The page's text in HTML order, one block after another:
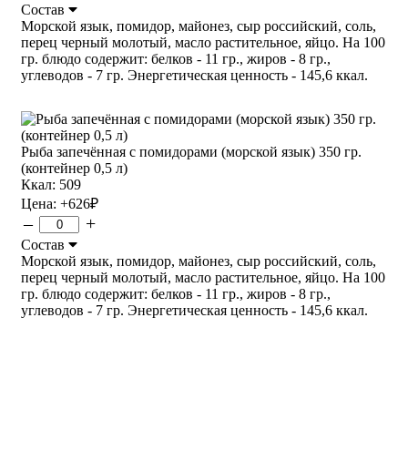
Состав
Морской язык, помидор, майонез, сыр российский, соль,
перец черный молотый, масло растительное, яйцо. На 100
гр. блюдо содержит: белков - 11 гр., жиров - 8 гр.,
углеводов - 7 гр. Энергетическая ценность - 145,6 ккал.
Рыба запечённая с помидорами (морской язык) 350 гр.
(контейнер 0,5 л)
Ккал: 509
Цена: +626₽
– +
Состав
Морской язык, помидор, майонез, сыр российский, соль,
перец черный молотый, масло растительное, яйцо. На 100
гр. блюдо содержит: белков - 11 гр., жиров - 8 гр.,
углеводов - 7 гр. Энергетическая ценность - 145,6 ккал.